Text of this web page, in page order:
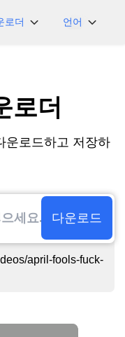
로더
iFunny
Vimeo
OnlyFans
언어
Português
로더
운로드하고 저장하
다운로드
april-fools-fuck-